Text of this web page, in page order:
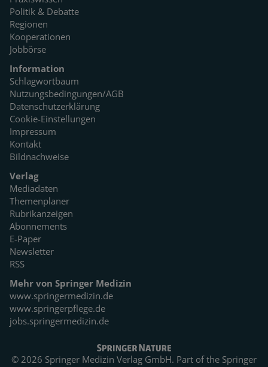
Politik & Debatte
Regionen
Kooperationen
Jobbörse
Information
Schlagwortbaum
Nutzungsbedingungen/AGB
Datenschutzerklärung
Cookie-Einstellungen
Impressum
Kontakt
Bildnachweise
Verlag
Mediadaten
Themenplaner
Rubrikanzeigen
Abonnements
E-Paper
Newsletter
RSS
Mehr von Springer Medizin
www.springermedizin.de
www.springerpflege.de
jobs.springermedizin.de
© 2026 Springer Medizin Verlag GmbH. Part of the Springer